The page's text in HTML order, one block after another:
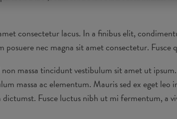
consectetur lacus. In a finibus elit,
nec magna sit amet consectetur. Fusce
massa tincidunt vestibulum sit amet ut
massa ac elementum. Mauris sed ex eget
Fusce luctus nibh ut mi fermentum, a